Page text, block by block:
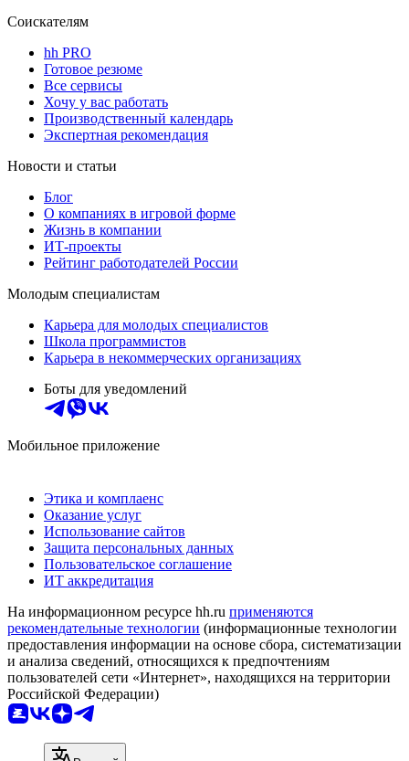
Соискателям
hh PRO
Готовое резюме
Все сервисы
Хочу у вас работать
Производственный календарь
Экспертная рекомендация
Новости и статьи
Блог
О компаниях в игровой форме
Жизнь в компании
ИТ-проекты
Рейтинг работодателей России
Молодым специалистам
Карьера для молодых специалистов
Школа программистов
Карьера в некоммерческих организациях
Боты для уведомлений
Мобильное приложение
Этика и комплаенс
Оказание услуг
Использование сайтов
Защита персональных данных
Пользовательское соглашение
ИТ аккредитация
На информационном ресурсе hh.ru применяются
рекомендательные технологии (информационные технологии
предоставления информации на основе сбора, систематизации
и анализа сведений, относящихся к предпочтениям
пользователей сети «Интернет», находящихся на территории
Российской Федерации)